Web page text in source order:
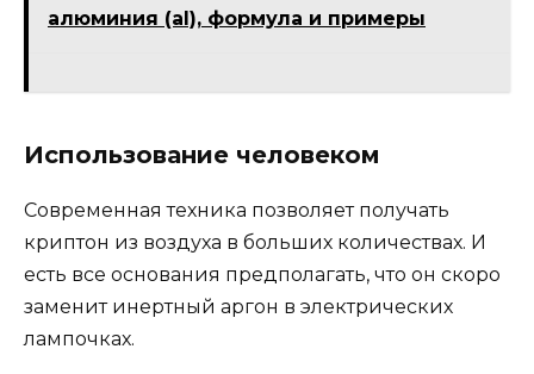
алюминия (al), формула и примеры
Использование человеком
Современная техника позволяет получать
криптон из воздуха в больших количествах. И
есть все основания предполагать, что он скоро
заменит инертный аргон в электрических
лампочках.